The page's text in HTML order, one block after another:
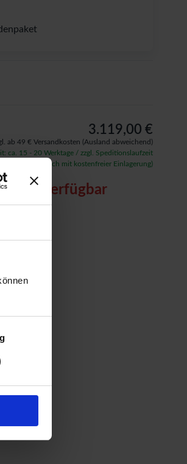
3.119,00 €
ab 49 € Versandkosten (Ausland abweichend)
ca. 15 - 20 Werktage / zzgl. Speditionslaufzeit
(auf Wunsch auch mit kostenfreier Einlagerung)
nicht verfügbar